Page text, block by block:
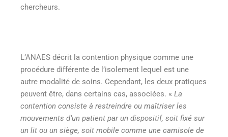
chercheurs.
L’ANAES décrit la contention physique comme une
procédure différente de l’isolement lequel est une
autre modalité de soins. Cependant, les deux pratiques
peuvent être, dans certains cas, associées. « La
contention consiste à restreindre ou maîtriser les
mouvements d’un patient par un dispositif, soit fixé sur
un lit ou un siège, soit mobile comme une camisole de